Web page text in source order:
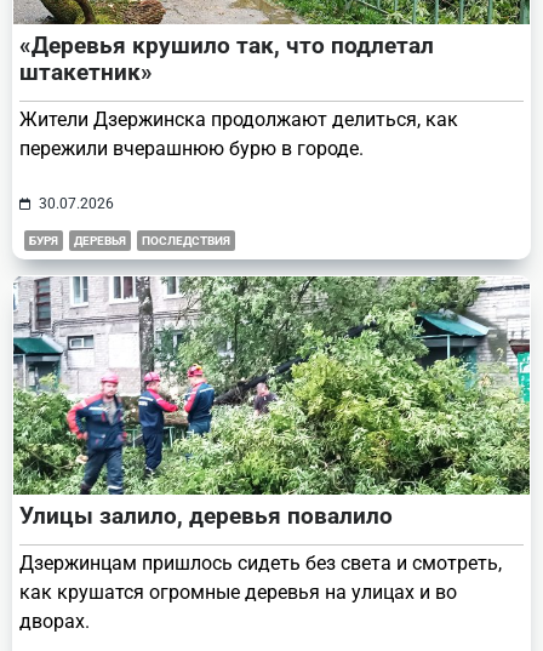
«Деревья крушило так, что подлетал
штакетник»
Жители Дзержинска продолжают делиться, как
пережили вчерашнюю бурю в городе.
30.07.2026
БУРЯ ДЕРЕВЬЯ ПОСЛЕДСТВИЯ
Улицы залило, деревья повалило
Дзержинцам пришлось сидеть без света и смотреть,
как крушатся огромные деревья на улицах и во
дворах.